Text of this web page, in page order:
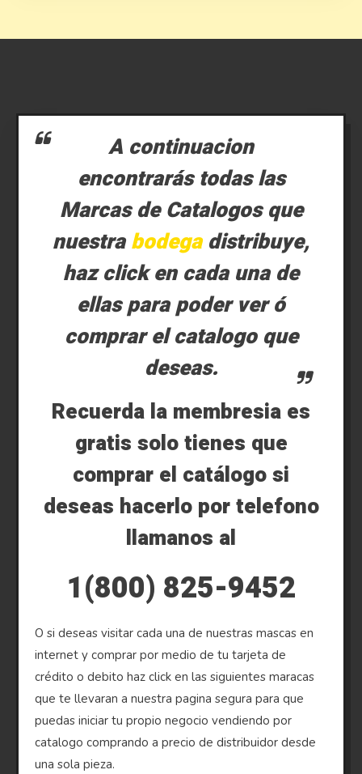
A continuacion
encontrarás todas las
Marcas de Catalogos que
nuestrabodegadistribuye,
haz click en cada una de
ellas para poder ver ó
comprar el catalogo que
deseas.
Recuerda la membresia es
gratis solo tienes que
comprar el catálogo si
deseas hacerlo por telefono
llamanos al
1(800) 825-9452
O si deseas visitar cada una de nuestras mascas en
internet y comprar por medio de tu tarjeta de
crédito o debito haz click en las siguientes maracas
que te llevaran a nuestra pagina segura para que
puedas iniciar tu propio negocio vendiendo por
catalogo comprando a precio de distribuidor desde
una sola pieza.